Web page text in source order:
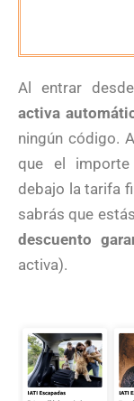
Al entrar
activa
ningún código.
que el importe
debajo la tarifa
sabrás que
descuento
activa).